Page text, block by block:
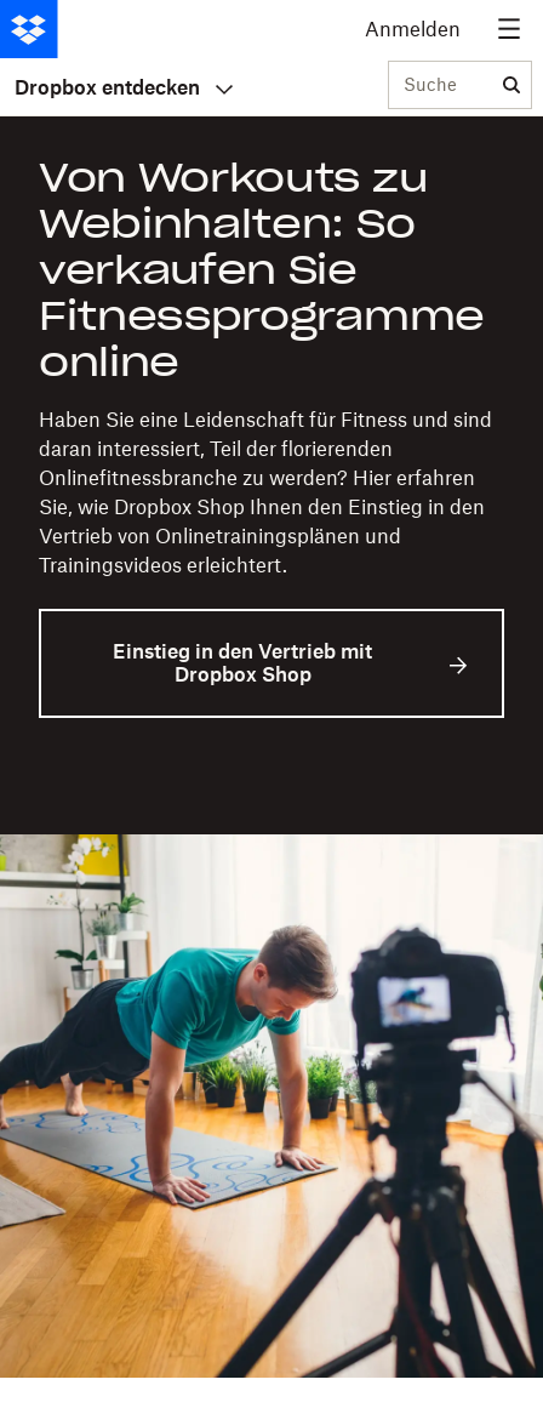
Anmelden
Dropbox entdecken Suche
Von Workouts zu
Webinhalten: So
verkaufen Sie
Fitnessprogramme
online
Haben Sie eine Leidenschaft für Fitness und sind
daran interessiert, Teil der florierenden
Onlinefitnessbranche zu werden? Hier erfahren
Sie, wie Dropbox Shop Ihnen den Einstieg in den
Vertrieb von Onlinetrainingsplänen und
Trainingsvideos erleichtert.
Einstieg in den Vertrieb mit
Dropbox Shop